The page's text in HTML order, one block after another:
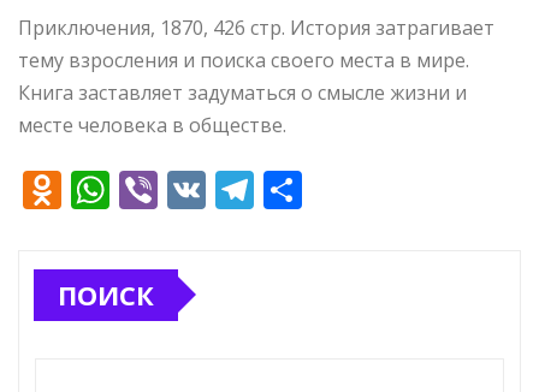
Приключения, 1870, 426 стр. История затрагивает
тему взросления и поиска своего места в мире.
Книга заставляет задуматься о смысле жизни и
месте человека в обществе.
O
n
o
W
at
s
Vi
e
V T
ПОИСК